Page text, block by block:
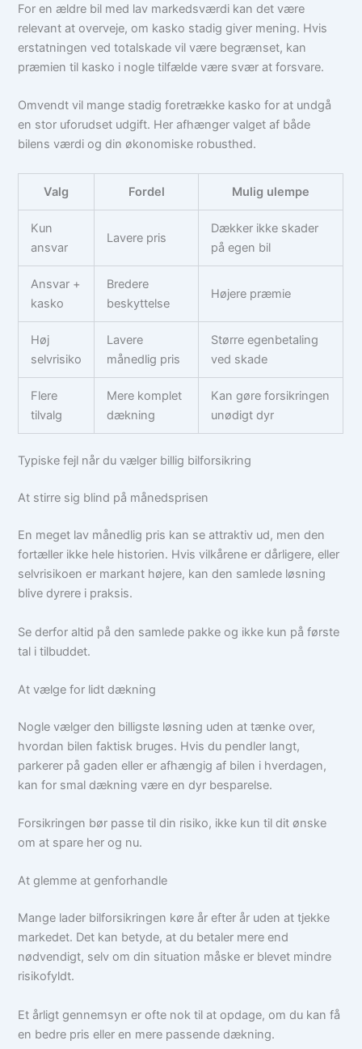
For en ældre bil med lav markedsværdi kan det være
relevant at overveje, om kasko stadig giver mening. Hvis
erstatningen ved totalskade vil være begrænset, kan
præmien til kasko i nogle tilfælde være svær at forsvare.
Omvendt vil mange stadig foretrække kasko for at undgå
en stor uforudset udgift. Her afhænger valget af både
bilens værdi og din økonomiske robusthed.
Valg Fordel Mulig ulempe
Kun
ansvar
Lavere pris
Dækker ikke skader
på egen bil
Ansvar +
kasko
Bredere
beskyttelse
Højere præmie
Høj
selvrisiko
Lavere
månedlig pris
Større egenbetaling
ved skade
Flere
tilvalg
Mere komplet
dækning
Kan gøre forsikringen
unødigt dyr
Typiske fejl når du vælger billig bilforsikring
At stirre sig blind på månedsprisen
En meget lav månedlig pris kan se attraktiv ud, men den
fortæller ikke hele historien. Hvis vilkårene er dårligere, eller
selvrisikoen er markant højere, kan den samlede løsning
blive dyrere i praksis.
Se derfor altid på den samlede pakke og ikke kun på første
tal i tilbuddet.
At vælge for lidt dækning
Nogle vælger den billigste løsning uden at tænke over,
hvordan bilen faktisk bruges. Hvis du pendler langt,
parkerer på gaden eller er afhængig af bilen i hverdagen,
kan for smal dækning være en dyr besparelse.
Forsikringen bør passe til din risiko, ikke kun til dit ønske
om at spare her og nu.
At glemme at genforhandle
Mange lader bilforsikringen køre år efter år uden at tjekke
markedet. Det kan betyde, at du betaler mere end
nødvendigt, selv om din situation måske er blevet mindre
risikofyldt.
Et årligt gennemsyn er ofte nok til at opdage, om du kan få
en bedre pris eller en mere passende dækning.